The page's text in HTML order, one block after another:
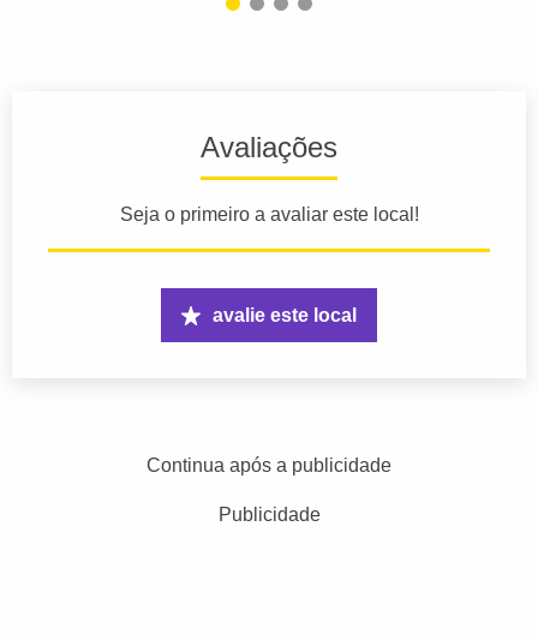
Avaliações
Seja o primeiro a avaliar este local!
avalie este local
Continua após a publicidade
Publicidade